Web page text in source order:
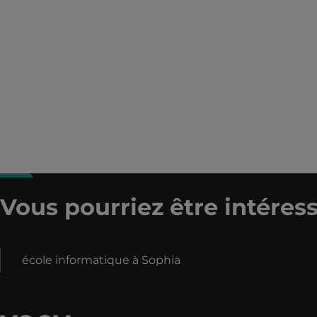
Vous pourriez être
école informatique à Sophia